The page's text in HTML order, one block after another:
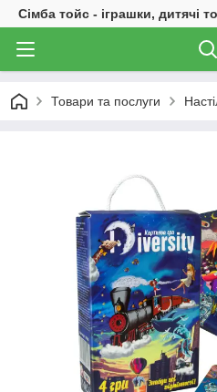
Сімба тойс - іграшки, дитячі
Товари та послуги